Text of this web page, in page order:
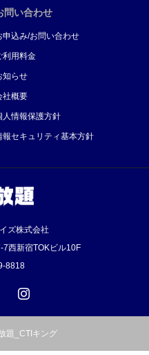
問い合わせ
申込み/お問い合わせ
利用料金
知らせ
社概要
人情報保護方針
報セキュリティ基本方針
ズ株式会社
西新宿TOKビル10F
8818
題_CTIキング